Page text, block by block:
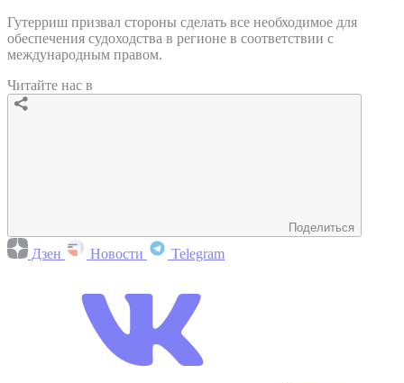
Гутерриш призвал стороны сделать все необходимое для
обеспечения судоходства в регионе в соответствии с
международным правом.
Читайте нас в
Поделиться
Дзен Новости Telegram